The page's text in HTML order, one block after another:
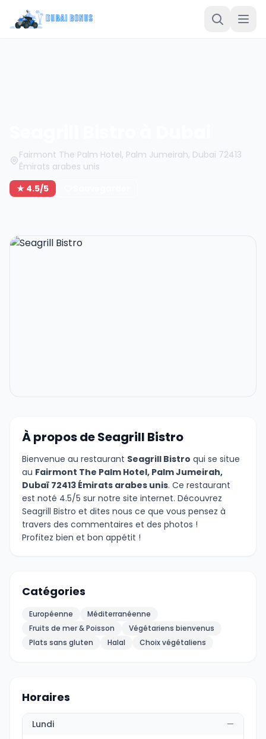
Fairmont The Palm Hotel, Palm Jumeirah, Dubaï 72413
Émirats arabes unis
★ 4.5/5
À propos de Seagrill Bistro
Bienvenue au restaurant Seagrill Bistro qui se situe
au Fairmont The Palm Hotel, Palm Jumeirah,
Dubaï 72413 Émirats arabes unis. Ce restaurant
est noté 4.5/5 sur notre site internet. Découvrez
Seagrill Bistro et dites nous ce que vous pensez à
travers des commentaires et des photos !
Profitez bien et bon appétit !
Catégories
Européenne
Méditerranéenne
Fruits de mer & Poisson
Végétariens bienvenus
Plats sans gluten
Halal Choix végétaliens
Horaires
Lundi
—